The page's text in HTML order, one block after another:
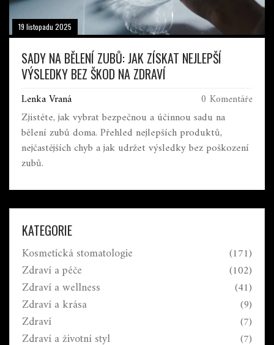
19 listopadu 2025
SADY NA BĚLENÍ ZUBŮ: JAK ZÍSKAT NEJLEPŠÍ
VÝSLEDKY BEZ ŠKOD NA ZDRAVÍ
Lenka Vraná 0 Komentáře
Zjistěte, jak vybrat bezpečnou a účinnou sadu na
bělení zubů doma. Přehled nejlepších produktů,
nejčastějších chyb a jak udržet výsledky bez poškození
zubů.
KATEGORIE
Kosmetická stomatologie (171)
Zdraví a péče (102)
Zdraví a wellness (41)
Zdraví a krása (9)
Zdraví (7)
Zdraví a životní styl (7)